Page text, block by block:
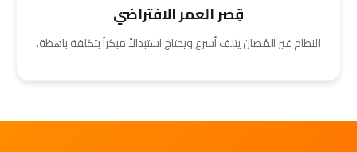
قِصر العمر الافتراضي
النظام غير المُصان يتلف أسرع ويحتاج استبدالاً مبكراً بتكلفة باهظة.